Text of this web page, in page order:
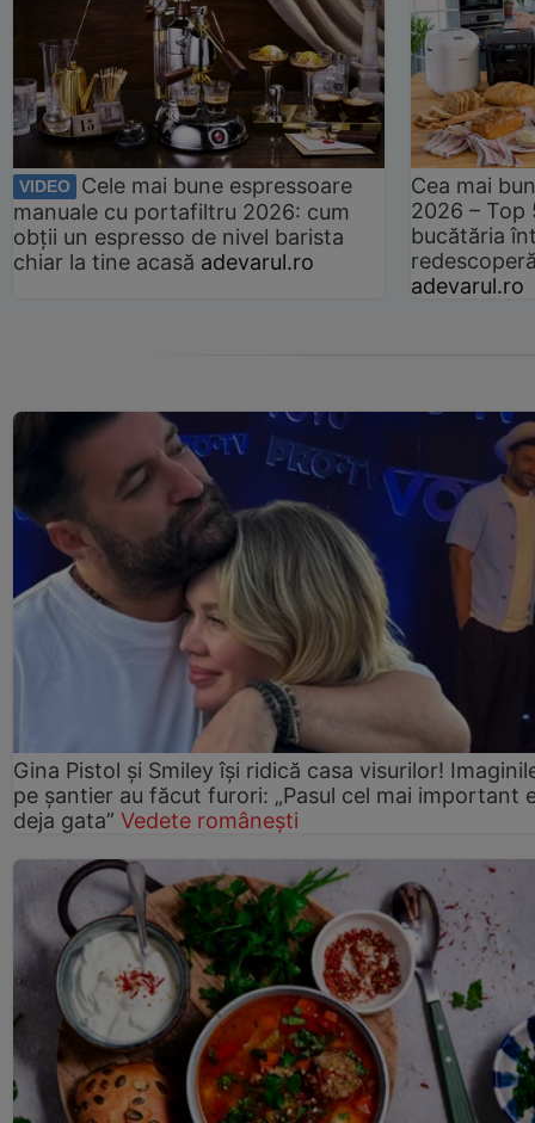
VIDEO
Cele mai bune espressoare
manuale cu portafiltru 2026: cum
obții un espresso de nivel barista
chiar la tine acasă adevarul.ro
Cea mai
2026 –
bucătăria
adevarul.ro
Gina Pistol și Smiley își ridică casa visurilor!
pe șantier au făcut furori: „Pasul cel mai important
deja gata” Vedete românești